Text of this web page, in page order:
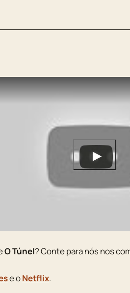
O Túnel? Conte para nós nos
e oNetflix.